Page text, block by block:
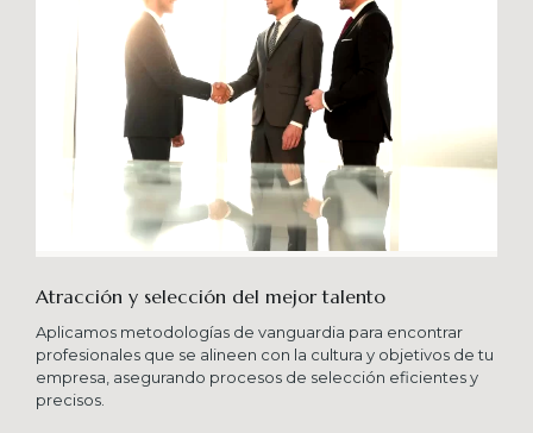
prácticas y diversas metodologías.
Atracción y selección del mejor talento
Aplicamos metodologías de vanguardia para encontrar
profesionales que se alineen con la cultura y objetivos de tu
empresa, asegurando procesos de selección eficientes y
precisos.